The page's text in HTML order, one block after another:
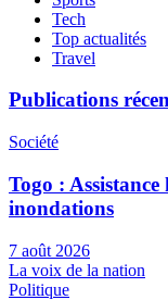
Tech
Top actualités
Travel
Publications
Société
Togo :
inondations
7 août 2026
La voix de la nation
Politique